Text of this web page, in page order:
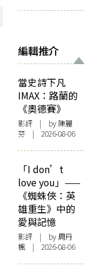
編輯推介
當史詩下凡
IMAX：路蘭的
《奧德賽》
影評 | by 陳麗
芬 | 2026-08-06
「I don’t
love you」——
《蜘蛛俠：英
雄重生》中的
愛與記憶
影評 | by周丹
楓 | 2026-08-06